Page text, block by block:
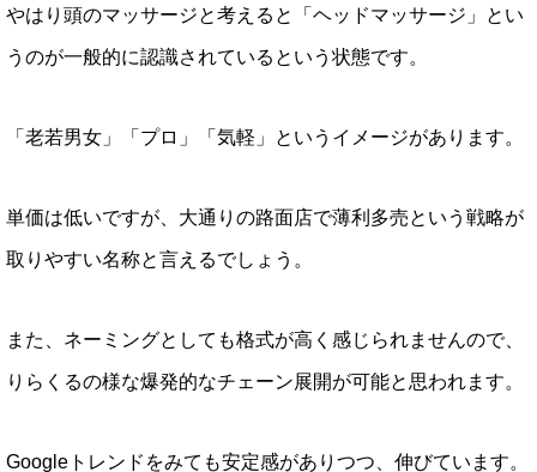
やはり頭のマッサージと考えると「ヘッドマッサージ」とい
うのが一般的に認識されているという状態です。
「老若男女」「プロ」「気軽」というイメージがあります。
単価は低いですが、大通りの路面店で薄利多売という戦略が
取りやすい名称と言えるでしょう。
また、ネーミングとしても格式が高く感じられませんので、
りらくるの様な爆発的なチェーン展開が可能と思われます。
Googleトレンドをみても安定感がありつつ、伸びています。